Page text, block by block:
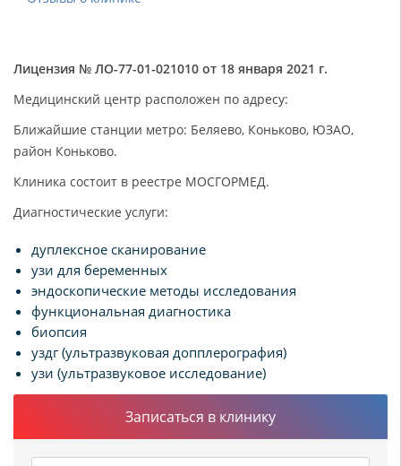
Лицензия № ЛО-77-01-021010 от 18 января 2021 г.
Медицинский центр расположен по адресу:
Ближайшие станции метро: Беляево, Коньково, ЮЗАО,
район Коньково.
Клиника состоит в реестре МОСГОРМЕД.
Диагностические услуги:
дуплексное сканирование
узи для беременных
эндоскопические методы исследования
функциональная диагностика
биопсия
уздг (ультразвуковая допплерография)
узи (ультразвуковое исследование)
Записаться в клинику